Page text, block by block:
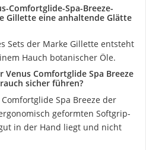
Comfortglide-Spa-Breeze-
Gillette eine anhaltende Glätte
Sets der Marke Gillette entsteht
Hauch botanischer Öle.
Venus Comfortglide Spa Breeze
sicher führen?
Spa Breeze der
geformten Softgrip-
in der Hand liegt und nicht